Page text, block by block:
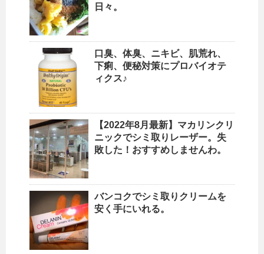
日々。
口臭、体臭、ニキビ、肌荒れ、
下痢、便秘対策にプロバイオテ
ィクス♪
【2022年8月最新】マカリンクリ
ニックでシミ取りレーザー。失
敗した！おすすめしませんわ。
バンコクでシミ取りクリームを
安く手にいれる。